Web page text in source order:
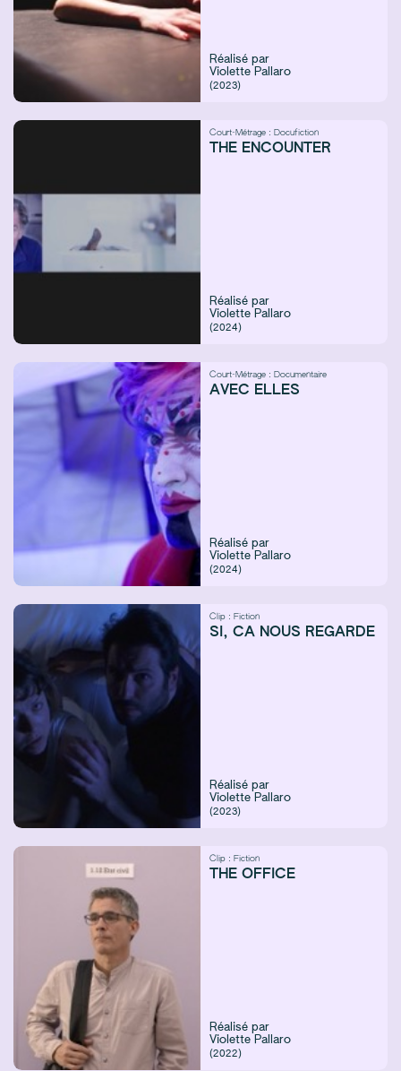
Réalisé par
Violette Pallaro
(2023)
Court-Métrage : Docufiction
THE ENCOUNTER
Réalisé par
Violette Pallaro
(2024)
Court-Métrage : Documentaire
AVEC ELLES
Réalisé par
Violette Pallaro
(2024)
Clip : Fiction
SI, CA NOUS REGARDE
Réalisé par
Violette Pallaro
(2023)
Clip : Fiction
THE OFFICE
Réalisé par
Violette Pallaro
(2022)